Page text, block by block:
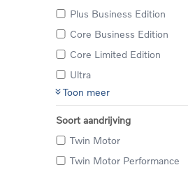
Plus Business Edition
Core Business Edition
Core Limited Edition
Ultra
Toon meer
Soort aandrijving
Twin Motor
Twin Motor Performance